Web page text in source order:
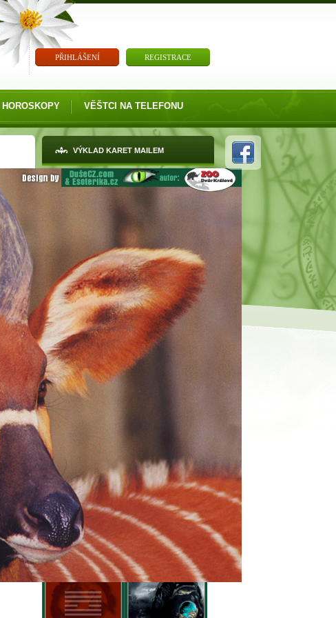
PŘIHLÁŠENÍ REGISTRACE
HOROSKOPY VĚŠTCI NA TELEFONU
VÝKLAD KARET MAILEM
Zajímáte-li se minulé životy, budoucnost a
VÝKLAD KARET TAROT
Výklad tarotových karet
VĚŠTĚNÍ ONLINE ZDARMA